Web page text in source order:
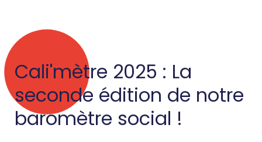
Cali'mètre 2025 : La
seconde édition de notre
baromètre social !